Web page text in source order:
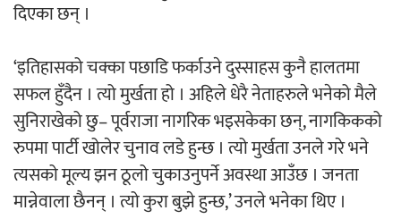
दिएका छन् ।
‘इतिहासको चक्का पछाडि फर्काउने दुस्साहस कुनै हालतमा
सफल हुँदैन । त्यो मुर्खता हो । अहिले धेरै नेताहरुले भनेको मैले
सुनिराखेको छु– पूर्वराजा नागरिक भइसकेका छन्, नागकिकको
रुपमा पार्टी खोलेर चुनाव लडे हुन्छ । त्यो मुर्खता उनले गरे भने
त्यसको मूल्य झन ठूलो चुकाउनुपर्ने अवस्था आउँछ । जनता
मान्नेवाला छैनन् । त्यो कुरा बुझे हुन्छ,’ उनले भनेका थिए ।